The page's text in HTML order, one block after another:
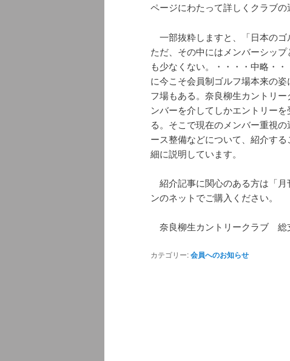
ページにわたって詳しくクラブの
一部抜粋しますと、「日本のゴ
ただ、その中にはメンバーシッ
も少なくない。・・・・中略・
に今こそ会員制ゴルフ場本来の
フ場もある。奈良柳生カントリ
ンバーを介してしかエントリー
る。そこで現在のメンバー重視
ース整備などについて、紹介す
細に説明しています。
紹介記事に関心のある方は「
ンのネットでご購入ください。
奈良柳生カントリークラブ
カテゴリー:会員へのお知らせ